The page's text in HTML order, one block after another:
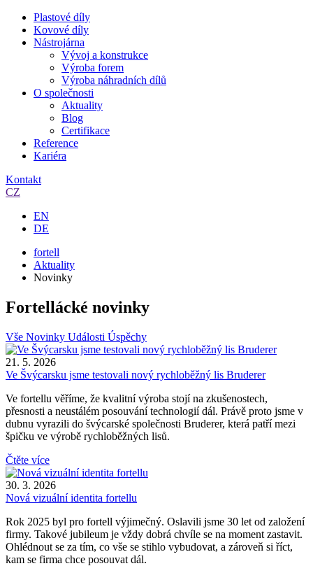
Plastové díly
Kovové díly
Nástrojárna
Vývoj a konstrukce
Výroba forem
Výroba náhradních dílů
O společnosti
Aktuality
Blog
Certifikace
Reference
Kariéra
Kontakt
CZ
EN
DE
fortell
Aktuality
Novinky
Fortellácké novinky
Vše Novinky Události Úspěchy
21. 5. 2026
Ve Švýcarsku jsme testovali nový rychloběžný lis Bruderer
Ve fortellu věříme, že kvalitní výroba stojí na zkušenostech,
přesnosti a neustálém posouvání technologií dál. Právě proto jsme v
dubnu vyrazili do švýcarské společnosti Bruderer, která patří mezi
špičku ve výrobě rychloběžných lisů.
Čtěte více
30. 3. 2026
Nová vizuální identita fortellu
Rok 2025 byl pro fortell výjimečný. Oslavili jsme 30 let od založení
firmy. Takové jubileum je vždy dobrá chvíle se na moment zastavit.
Ohlédnout se za tím, co vše se stihlo vybudovat, a zároveň si říct,
kam se firma chce posouvat dál.